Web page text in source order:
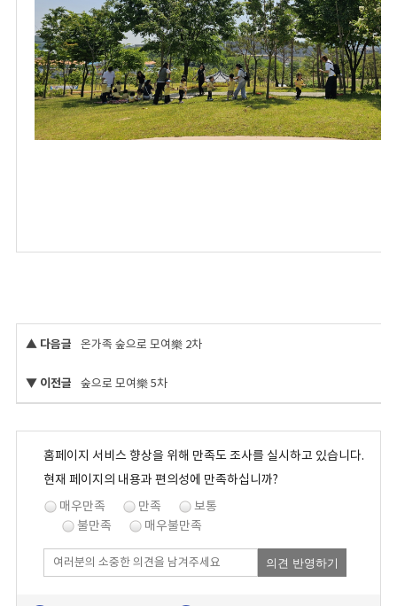
▲ 다음글 온가족 숲으로 모여樂 2차
▼ 이전글 숲으로 모여樂 5차
홈페이지 서비스 향상을 위해 만족도 조사를 실시하고 있습니다.
현재 페이지의 내용과 편의성에 만족하십니까?
매우만족
만족
보통
불만족
매우불만족
의견 반영하기